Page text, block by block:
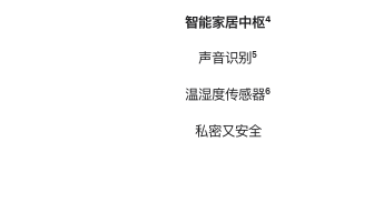
智能家居中枢脚
⁴
声音识别脚
⁵
温湿度传感器脚
⁶
私密又安全